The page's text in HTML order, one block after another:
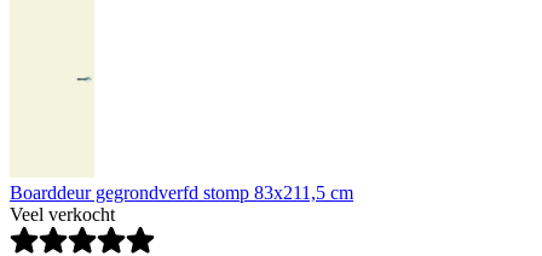
Boarddeur gegrondverfd stomp 83x211,5 cm
Veel verkocht